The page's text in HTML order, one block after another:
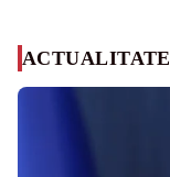
ACTUALITATE